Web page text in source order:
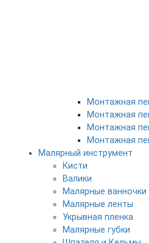
Монтажная
Монтажная
Монтажная
Монтажная
Малярный инструмент
Кисти
Валики
Малярные ванночки
Малярные ленты
Укрывная пленка
Малярные губки